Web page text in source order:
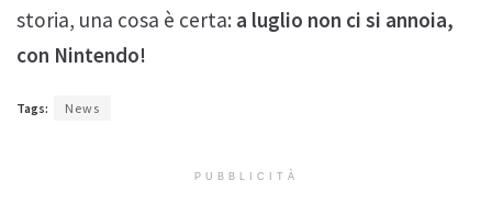
storia, una cosa è certa: a luglio non ci si annoia,
con Nintendo!
Tags: News
PUBBLICITÀ